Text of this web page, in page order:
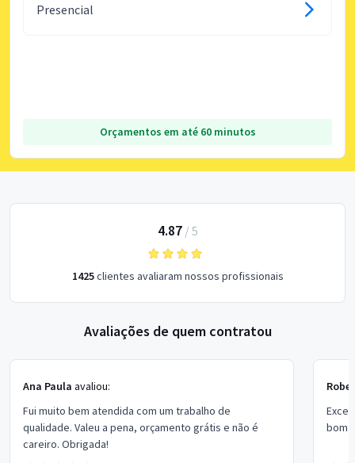
Presencial
Orçamentos em até 60 minutos
4.87/ 5
1425clientes avaliaram nossos profissionais
Avaliações de quem contratou
Ana Paula avaliou:
Fui muito bem atendida com um trabalho de
qualidade. Valeu a pena, orçamento grátis e não é
careiro. Obrigada!
bom